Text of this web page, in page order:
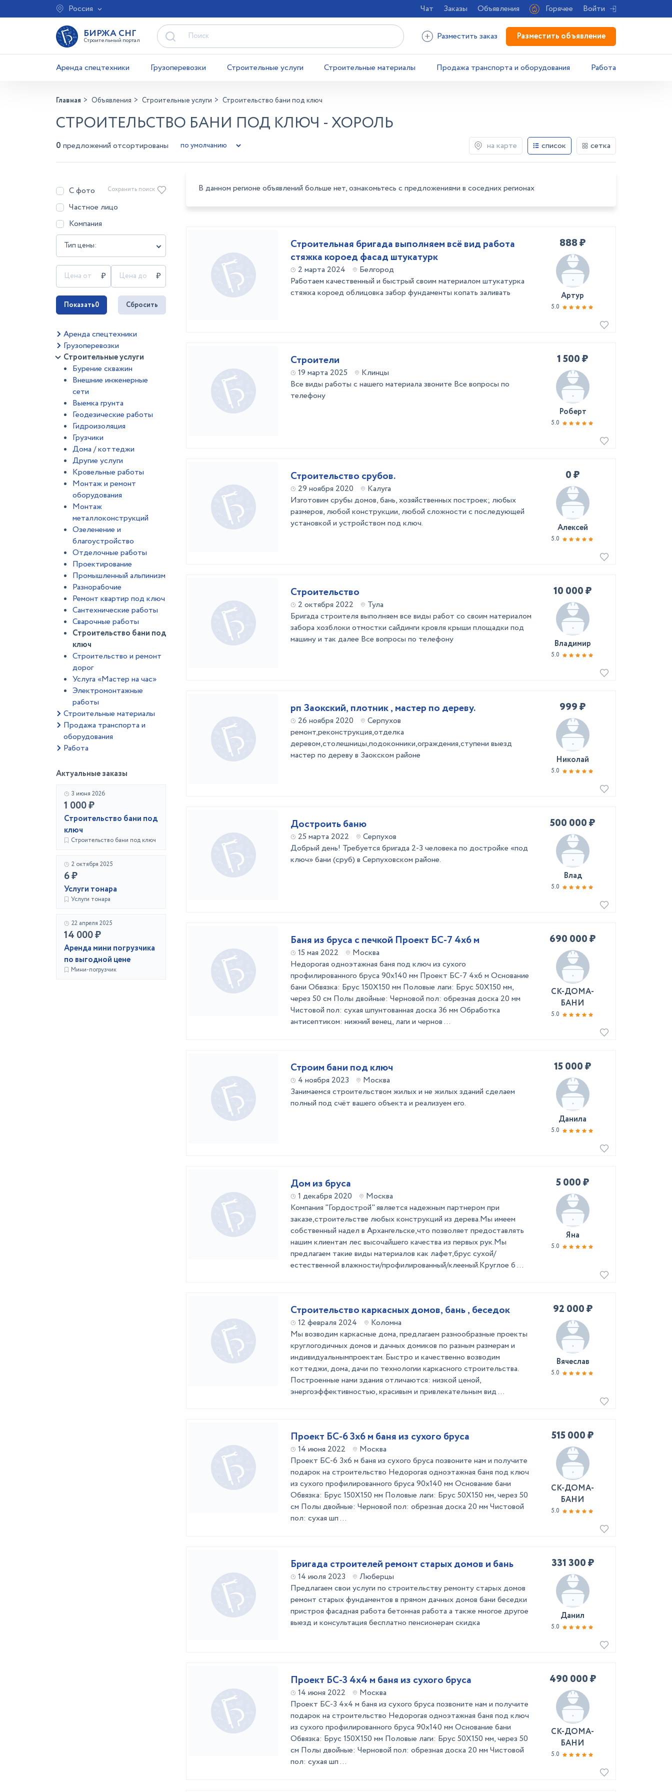
Россия Чат Заказы Объявления Горячее Войти
БИРЖА СНГ
Строительный портал Разместить заказ Разместить объявление
Аренда спецтехники Грузоперевозки Строительные услуги Строительные материалы Продажа транспорта и оборудования Работа
Главная Объявления Строительные услуги Строительство бани под ключ
СТРОИТЕЛЬСТВО БАНИ ПОД КЛЮЧ - ХОРОЛЬ
0 предложений отсортированы на карте список сетка
С фото
Частное лицо
Компания
Тип цены:
Сохранить поиск
Показать0 Сбросить
Аренда спецтехники
Грузоперевозки
Строительные услуги
Бурение скважин
Внешние инженерные
сети
Выемка грунта
Геодезические работы
Гидроизоляция
Грузчики
Дома / коттеджи
Другие услуги
Кровельные работы
Монтаж и ремонт
оборудования
Монтаж
металлоконструкций
Озеленение и
благоустройство
Отделочные работы
Проектирование
Промышленный альпинизм
Разнорабочие
Ремонт квартир под ключ
Сантехнические работы
Сварочные работы
Строительство бани под
ключ
Строительство и ремонт
дорог
Услуга «Мастер на час»
Электромонтажные
работы
Строительные материалы
Продажа транспорта и
оборудования
Работа
Актуальные заказы
3 июня 2026
1 000 ₽
Строительство бани под
ключ
Строительство бани под ключ
2 октября 2025
6 ₽
Услуги тонара
Услуги тонара
22 апреля 2025
14 000 ₽
Аренда мини погрузчика
по выгодной цене
Мини-погрузчик
В данном регионе объявлений больше нет, ознакомьтесь с предложениями в соседних регионах
Строительная бригада выполняем всё вид работа
стяжка короед фасад штукатурк
2 марта 2024
Белгород
Работаем качественный и быстрый своим материалом штукатурка
стяжка короед облицовка забор фундаменты копать заливать
888 ₽
Артур
5.0
Строители
19 марта 2025
Клинцы
Все виды работы с нашего материала звоните Все вопросы по
телефону
1 500 ₽
Роберт
5.0
Строительство срубов.
29 ноября 2020
Калуга
Изготовим срубы домов, бань, хозяйственных построек; любых
размеров, любой конструкции, любой сложности с последующей
установкой и устройством под ключ.
0 ₽
Алексей
5.0
Строительство
2 октября 2022
Тула
Бригада строителя выполняем все виды работ со своим материалом
забора хозблоки отмостки сайдинги кровля крыши площадки под
машину и так далее Все вопросы по телефону
10 000 ₽
Владимир
5.0
рп Заокский, плотник , мастер по дереву.
26 ноября 2020
Серпухов
ремонт,реконструкция,отделка
деревом,столешницы,подоконники,ограждения,ступени выезд
мастер по дереву в Заокском районе
999 ₽
Николай
5.0
Достроить баню
25 марта 2022
Серпухов
Добрый день! Требуется бригада 2-3 человека по достройке «под
ключ» бани (сруб) в Серпуховском районе.
500 000 ₽
Влад
5.0
Баня из бруса с печкой Проект БС-7 4х6 м
15 мая 2022
Москва
Недорогая одноэтажная баня под ключ из сухого
профилированного бруса 90х140 мм Проект БС-7 4х6 м Основание
бани Обвязка: Брус 150Х150 мм Половые лаги: Брус 50Х150 мм,
через 50 см Полы двойные: Черновой пол: обрезная доска 20 мм
Чистовой пол: сухая шпунтованная доска 36 мм Обработка
антисептиком: нижний венец, лаги и чернов ...
690 000 ₽
СК-ДОМА-
БАНИ
5.0
Строим бани под ключ
4 ноября 2023
Москва
Занимаемся строительством жилых и не жилых зданий сделаем
полный под счёт вашего объекта и реализуем его.
15 000 ₽
Данила
5.0
Дом из бруса
1 декабря 2020
Москва
Компания "Гордострой" является надежным партнером при
заказе,строительстве любых конструкций из дерева.Мы имеем
собственный надел в Архангельске,что позволяет предоставлять
нашим клиентам лес высочайшего качества из первых рук.Мы
предлагаем такие виды материалов как лафет,брус сухой/
естественной влажности/профилированный/клееный.Круглое б ...
5 000 ₽
Яна
5.0
Строительство каркасных домов, бань , беседок
12 февраля 2024
Коломна
Мы возводим каркасные дома, предлагаем разнообразные проекты
круглогодичных домов и дачных домиков по разным размерам и
индивидуальнымпроектам. Быстро и качественно возводим
коттеджи, дома, дачи по технологии каркасного строительства.
Построенные нами здания отличаются: низкой ценой,
энергоэффективностью, красивым и привлекательным вид ...
92 000 ₽
Вячеслав
5.0
Проект БС-6 3х6 м баня из сухого бруса
14 июня 2022
Москва
Проект БС-6 3х6 м баня из сухого бруса позвоните нам и получите
подарок на строительство Недорогая одноэтажная баня под ключ
из сухого профилированного бруса 90х140 мм Основание бани
Обвязка: Брус 150Х150 мм Половые лаги: Брус 50Х150 мм, через 50
см Полы двойные: Черновой пол: обрезная доска 20 мм Чистовой
пол: сухая шп ...
515 000 ₽
СК-ДОМА-
БАНИ
5.0
Бригада строителей ремонт старых домов и бань
14 июля 2023
Люберцы
Предлагаем свои услуги по строительству ремонту старых домов
ремонт старых фундаментов в прямом дачных домов бани беседки
пристроя фасадная работа бетонная работа а также многое другое
выезд и консультация бесплатно пенсионерам скидка
331 300 ₽
Данил
5.0
Проект БС-3 4х4 м баня из сухого бруса
14 июня 2022
Москва
Проект БС-3 4х4 м баня из сухого бруса позвоните нам и получите
подарок на строительство Недорогая одноэтажная баня под ключ
из сухого профилированного бруса 90х140 мм Основание бани
Обвязка: Брус 150Х150 мм Половые лаги: Брус 50Х150 мм, через 50
см Полы двойные: Черновой пол: обрезная доска 20 мм Чистовой
пол: сухая шп ...
490 000 ₽
СК-ДОМА-
БАНИ
5.0